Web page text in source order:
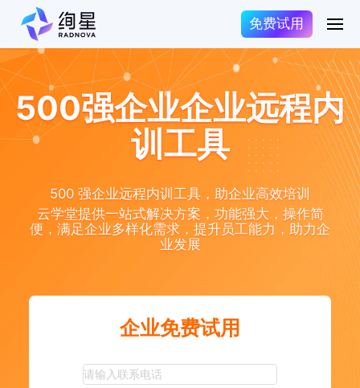
免费试用
500强企业企业远程内
训工具
500 强企业远程内训工具，助企业高效培训
云学堂提供一站式解决方案，功能强大，操作简
便，满足企业多样化需求，提升员工能力，助力企
业发展
企业免费试用